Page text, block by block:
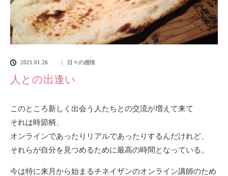
2021.01.26 日々の感情
人との出逢い
このところ新しく出会う人たちとの交流が増えて来て
それは時節柄、
オンラインであったりリアルであったりするんだけれど、
それらが自分を見つめるために最高の時間となっている。
今は特に来月から始まるチネイザンのオンライン講師のため